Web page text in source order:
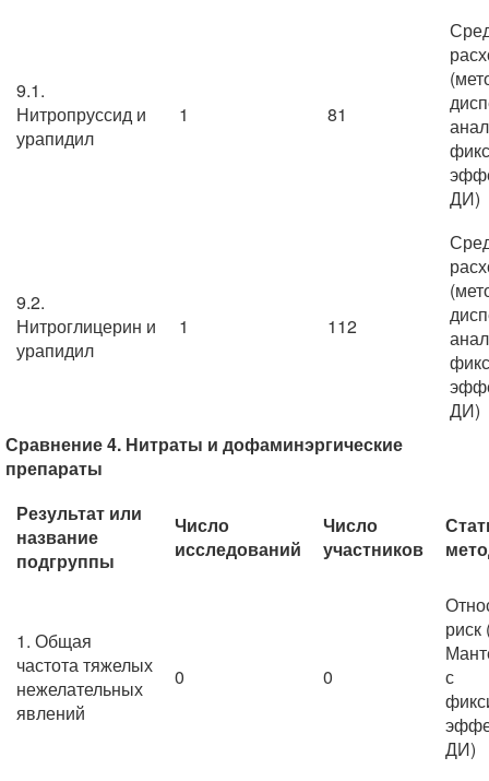
9.1.
Нитропруссид и
урапидил
1 81
ДИ)
9.2.
Нитроглицерин и
урапидил
1 112
ДИ)
Сравнение 4. Нитраты и дофаминэргические
препараты
Результат или
название
подгруппы
Число
исследований
Число
участников
1. Общая
частота тяжелых
нежелательных
явлений
0 0
риск
с
ДИ)